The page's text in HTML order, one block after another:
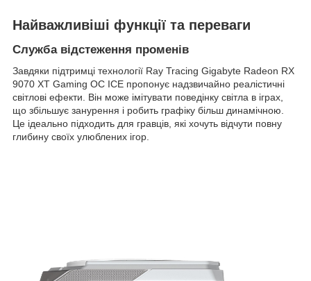
Найважливіші функції та переваги
Служба відстеження променів
Завдяки підтримці технології Ray Tracing Gigabyte Radeon RX
9070 XT Gaming OC ICE пропонує надзвичайно реалістичні
світлові ефекти. Він може імітувати поведінку світла в іграх,
що збільшує занурення і робить графіку більш динамічною.
Це ідеально підходить для гравців, які хочуть відчути повну
глибину своїх улюблених ігор.